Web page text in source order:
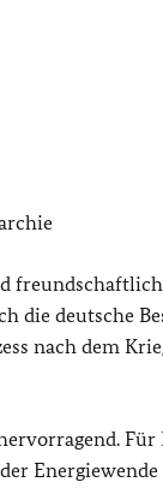
deutsche
nach dem